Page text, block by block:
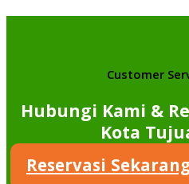
Customer
Hubungi Kami &
Kota
Reservasi